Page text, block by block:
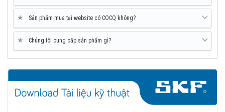
★ Sản phẩm mua tại website có COCQ không?
★ Chúng tôi cung cấp sản phẩm gì?